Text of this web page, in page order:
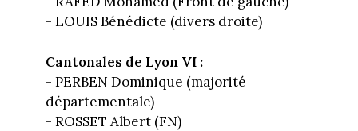
- LOUIS Bénédicte (divers droite)
Cantonales de Lyon VI :
- PERBEN Dominique (majorité
départementale)
- ROSSET Albert (FN)